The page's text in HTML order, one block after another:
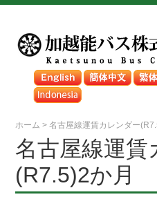
ホーム >名古屋線運賃カレンダー
名古屋線運賃
(R7.5)2か月